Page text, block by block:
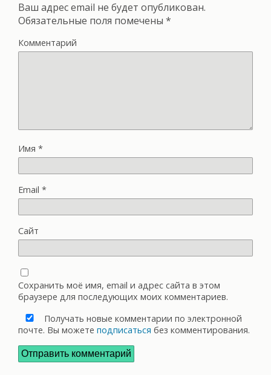
Ваш адрес email не будет опубликован.
Обязательные поля помечены *
Комментарий
Имя *
Email *
Сайт
Сохранить моё имя, email и адрес сайта в этом
браузере для последующих моих комментариев.
Получать новые комментарии по электронной
почте. Вы можете подписаться без комментирования.